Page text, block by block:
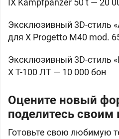
IX Kampfpanzer 50 t — 20
Эксклюзивный 3D-стиль
для X Progetto M40 mod.
Эксклюзивный 3D-стиль
X Т-100 ЛТ — 10 000 бон
Оцените новый
поделитесь
Готовьте свою любимую